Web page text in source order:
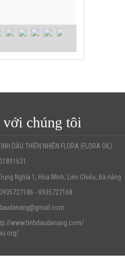
với chúng tôi
DẦU THIÊN NHIÊN FLORA (FLORA OIL )
Nghĩa 1, Hòa Minh, Liên Chiểu, Đà nẵng
0935727186 - 0935727168
www.tinhdaudanang.com/